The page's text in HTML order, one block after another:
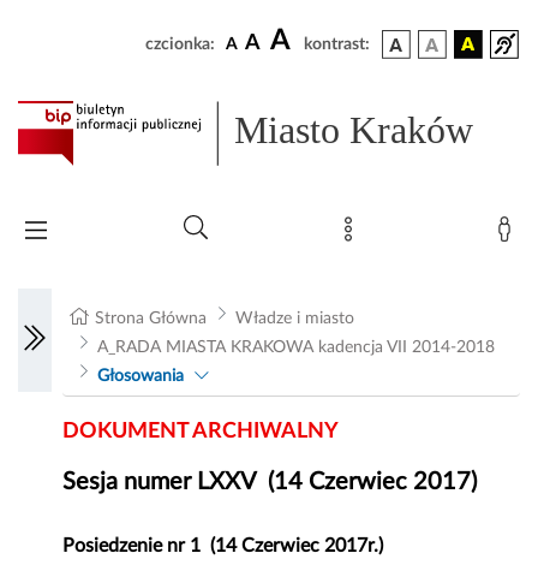
czcionka: A A A kontrast:
Miasto Kraków
Strona Główna
Władze i miasto
A_RADA MIASTA KRAKOWA kadencja VII 2014-2018
Głosowania
DOKUMENT ARCHIWALNY
Sesja numer LXXV (14 Czerwiec 2017)
Posiedzenie nr 1 (14 Czerwiec 2017r.)